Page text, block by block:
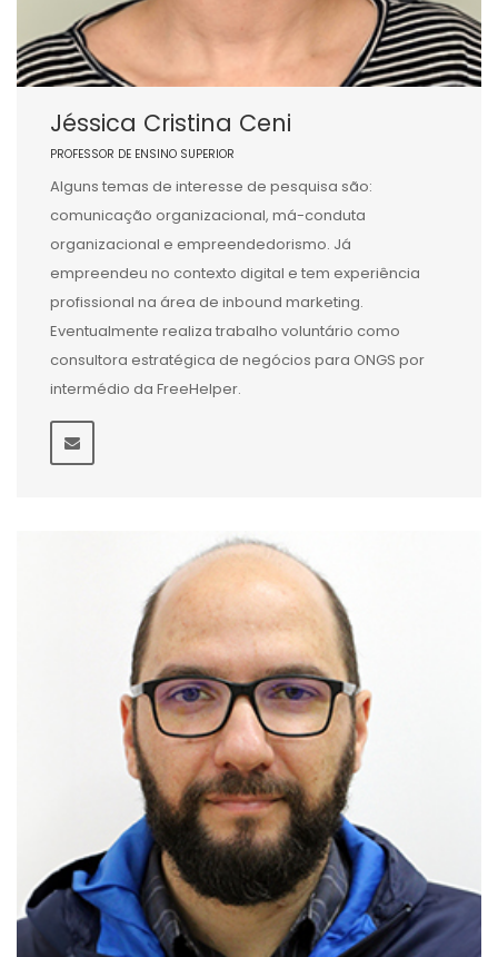
Jéssica Cristina Ceni
PROFESSOR DE ENSINO SUPERIOR
Alguns temas de interesse de pesquisa são:
comunicação organizacional, má-conduta
organizacional e empreendedorismo. Já
empreendeu no contexto digital e tem experiência
profissional na área de inbound marketing.
Eventualmente realiza trabalho voluntário como
consultora estratégica de negócios para ONGS por
intermédio da FreeHelper.